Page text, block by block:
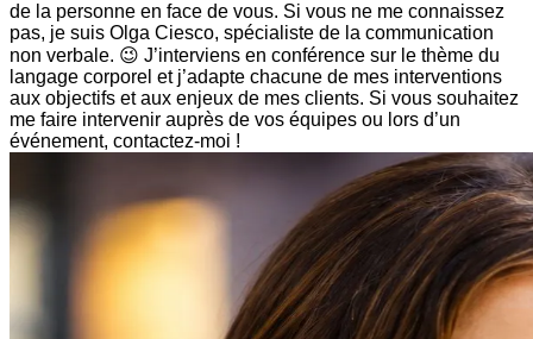
de la personne en face de vous. Si vous ne me connaissez
pas, je suis Olga Ciesco, spécialiste de la communication
non verbale. 😉 J’interviens en conférence sur le thème du
langage corporel et j’adapte chacune de mes interventions
aux objectifs et aux enjeux de mes clients. Si vous souhaitez
me faire intervenir auprès de vos équipes ou lors d’un
événement, contactez-moi !